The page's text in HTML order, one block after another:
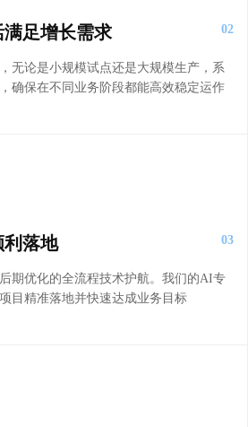
02
足增长需求
无论是小规模试点还是大规模生产，系
确保在不同业务阶段都能高效稳定运作
03
利落地
期优化的全流程技术护航。我们的AI专
目精准落地并快速达成业务目标